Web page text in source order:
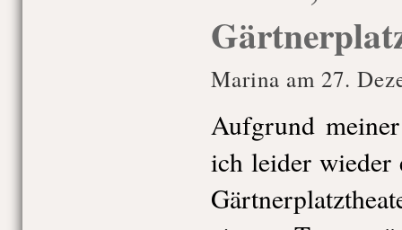
Marina am 27.
Aufgrund
ich leider wieder